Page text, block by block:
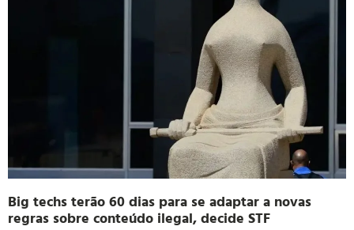
Big techs terão 60 dias para se adaptar a novas
regras sobre conteúdo ilegal, decide STF